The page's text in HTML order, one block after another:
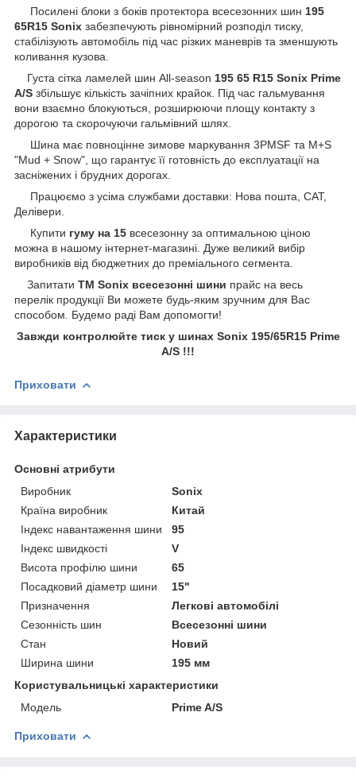
Посилені блоки з боків протектора всесезонних шин 195
65R15 Sonix забезпечують рівномірний розподіл тиску,
стабілізують автомобіль під час різких маневрів та зменшують
коливання кузова.
Густа сітка ламелей шин All-season 195 65 R15 Sonix Prime
A/S збільшує кількість зачіпних крайок. Під час гальмування
вони взаємно блокуються, розширюючи площу контакту з
дорогою та скорочуючи гальмівний шлях.
Шина має повноцінне зимове маркування 3PMSF та M+S
"Mud + Snow", що гарантує її готовність до експлуатації на
засніжених і брудних дорогах.
Працюємо з усіма службами доставки: Нова пошта, САТ,
Делівери.
Купити гуму на 15 всесезонну за оптимальною ціною
можна в нашому інтернет-магазині. Дуже великий вибір
виробників від бюджетних до преміального сегмента.
Запитати ТМ Sonix всесезонні шини прайс на весь
перелік продукції Ви можете будь-яким зручним для Вас
способом
Будемо раді Вам допомогти!
Завжди контролюйте тиск у шинах Sonix 195/65R15 Prime
A/S !!!
Приховати
Характеристики
Основні атрибути
Виробник
Sonix
Країна виробник
Китай
Індекс навантаження шини
95
Індекс швидкості
V
Висота профілю шини
65
Посадковий діаметр шини
15"
Призначення
Легкові автомобілі
Сезонність шин
Всесезонні шини
Стан
Новий
Ширина шини
195 мм
Користувальницькі характеристики
Мoдель
Prime A/S
Приховати